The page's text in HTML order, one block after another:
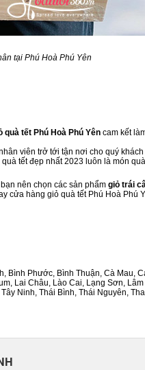
tại Phú Hoà Phú Yên
quà tết Phú Hoà Phú Yên cam kết
viên trở tới tận nơi cho quý
quà tết đẹp nhất 2023 luôn là món
nên chọn các sản phẩm giỏ trái
cửa hàng giỏ quà tết Phú Hoà Phú
Bình Phước, Bình Thuận, Cà
Lai Châu, Lào Cai, Lạng Sơn,
Ninh, Thái Bình, Thái Nguyên,